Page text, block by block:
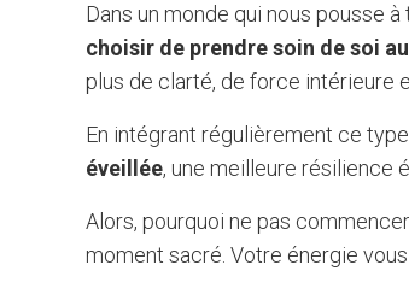
Dans un monde qui nous pousse
choisir de prendre soin de soi
plus de clarté, de force intérieure
En intégrant régulièrement ce
éveillée, une meilleure résilience
Alors, pourquoi ne pas
moment sacré. Votre énergie